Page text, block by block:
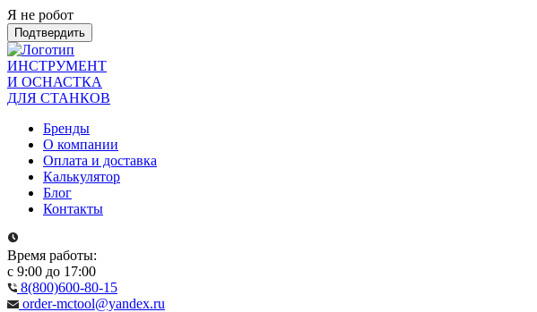
Я не робот
Подтвердить
ИНСТРУМЕНТ
И ОСНАСТКА
ДЛЯ СТАНКОВ
Бренды
О компании
Оплата и доставка
Калькулятор
Блог
Контакты
Время работы:
с 9:00 до 17:00
8(800)600-80-15
order-mctool@yandex.ru